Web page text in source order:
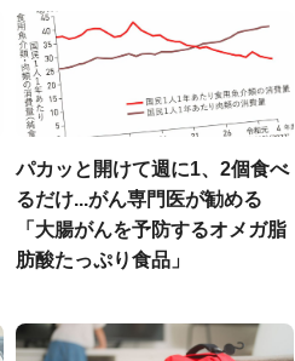
パカッと開けて週に1、2個食べ
るだけ...がん専門医が勧める
「大腸がんを予防するオメガ脂
肪酸たっぷり食品」